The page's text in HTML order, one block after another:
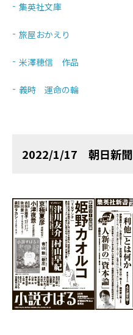
集英社文庫
旅屋おかえり
米澤穂信 作品
義時 運命の輪
2022/1/17 朝日新聞